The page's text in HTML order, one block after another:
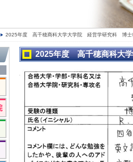
2025年度 高千穂商科大学大学院 経営学研究科 博
2025年度 高千穂商科大